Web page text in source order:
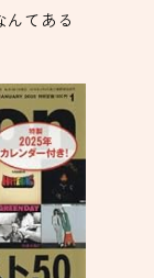
んてある